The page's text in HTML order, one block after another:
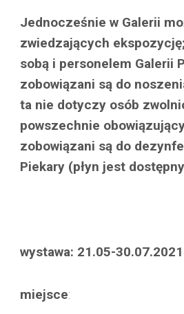
Jednocześnie w Galerii
zwiedzających
sobą i personelem Galerii
zobowiązani są do
ta nie dotyczy osób
powszechnie
zobowiązani są do
Piekary (płyn jest
wystawa: 21.05-30.07.2021
miejsce: